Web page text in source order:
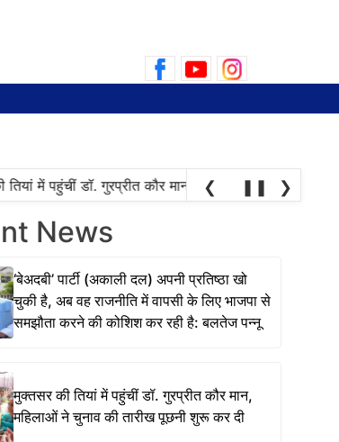
for:
में पहुंचीं डॉ. गुरप्रीत कौर मान, महिलाओं ने चुनाव की तारीख
❮ ❚❚ ❯
News
‘बेअदबी’ पार्टी (अकाली दल) अपनी प्रतिष्ठा खो
चुकी है, अब वह राजनीति में वापसी के लिए भाजपा से
समझौता करने की कोशिश कर रही है: बलतेज पन्नू
मुक्तसर की तियां में पहुंचीं डॉ. गुरप्रीत कौर मान,
महिलाओं ने चुनाव की तारीख पूछनी शुरू कर दी